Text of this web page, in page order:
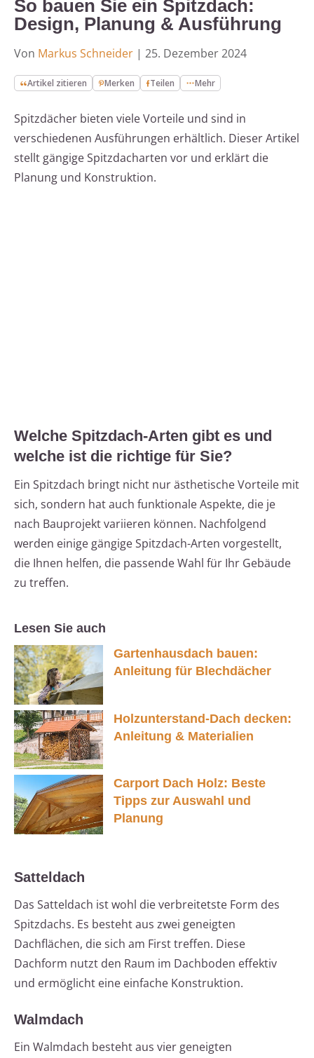
So bauen Sie ein Spitzdach:
Design, Planung & Ausführung
Von Markus Schneider | 25. Dezember 2024
Artikel zitieren Merken Teilen Mehr
Spitzdächer bieten viele Vorteile und sind in
verschiedenen Ausführungen erhältlich. Dieser Artikel
stellt gängige Spitzdacharten vor und erklärt die
Planung und Konstruktion.
Welche Spitzdach-Arten gibt es und
welche ist die richtige für Sie?
Ein Spitzdach bringt nicht nur ästhetische Vorteile mit
sich, sondern hat auch funktionale Aspekte, die je
nach Bauprojekt variieren können. Nachfolgend
werden einige gängige Spitzdach-Arten vorgestellt,
die Ihnen helfen, die passende Wahl für Ihr Gebäude
zu treffen.
Lesen Sie auch
Gartenhausdach bauen:
Anleitung für Blechdächer
Holzunterstand-Dach decken:
Anleitung & Materialien
Carport Dach Holz: Beste
Tipps zur Auswahl und
Planung
Satteldach
Das Satteldach ist wohl die verbreitetste Form des
Spitzdachs. Es besteht aus zwei geneigten
Dachflächen, die sich am First treffen. Diese
Dachform nutzt den Raum im Dachboden effektiv
und ermöglicht eine einfache Konstruktion.
Walmdach
Ein Walmdach besteht aus vier geneigten